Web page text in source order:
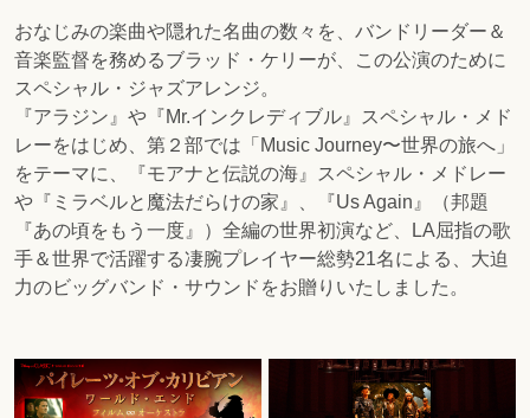
おなじみの楽曲や隠れた名曲の数々を、バンドリーダー＆
⾳楽監督を務めるブラッド・ケリーが、この公演のために
スペシャル・ジャズアレンジ。
『アラジン』や『Mr.インクレディブル』スペシャル・メド
レーをはじめ、第２部では「Music Journey〜世界の旅へ」
をテーマに、『モアナと伝説の海』スペシャル・メドレー
や『ミラベルと魔法だらけの家』、『Us Again』（邦題
『あの頃をもう一度』）全編の世界初演など、LA屈指の歌
⼿＆世界で活躍する凄腕プレイヤー総勢21名による、⼤迫
⼒のビッグバンド・サウンドをお贈りいたしました。